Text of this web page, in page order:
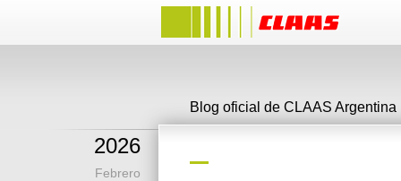
2026
Febrero
Blog oficial de CLAAS Argentina